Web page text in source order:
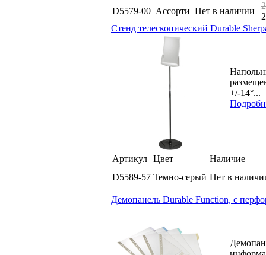
D5579-00 Ассорти Нет в наличии
Стенд телескопический Durable
+/-14°...
Артикул Цвет
Наличие
D5589-57 Темно-серый Нет в
Демопанель Durable Function, с